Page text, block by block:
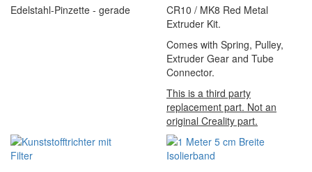
Edelstahl-Pinzette - gerade
CR10 / MK8 Red Metal
Extruder Kit.
Comes with Spring, Pulley,
Extruder Gear and Tube
Connector.
This is a third party
replacement part. Not an
original Creality part.